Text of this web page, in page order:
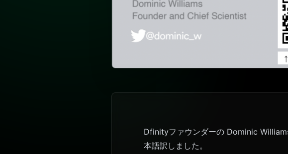
Dfinityファウンダーの Dominic
本語訳しました。